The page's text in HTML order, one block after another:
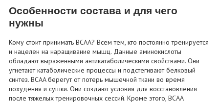
Особенности состава и для чего
нужны
Кому стоит принимать BCAA? Всем тем, кто постоянно тренируется
и нацелен на наращивание мышц. Данные аминокислоты
обладают выраженными антикатаболическими свойствами. Они
угнетают катаболические процессы и подстегивают белковый
синтез. BCAA берегут от потерь мышечной ткани во время
похудения и сушки. Они создают условия для восстановления
после тяжелых тренировочных сессий. Кроме этого, BCAA